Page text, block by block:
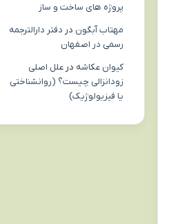
پروژه های ساخت و ساز
مهتاب آبگون در دفتر دارالترجمه
رسمی در اصفهان
کیوان عکاشه در علل اصلی
زودانزالی چیست؟ (روانشناختی
یا فیزیولوژیک)